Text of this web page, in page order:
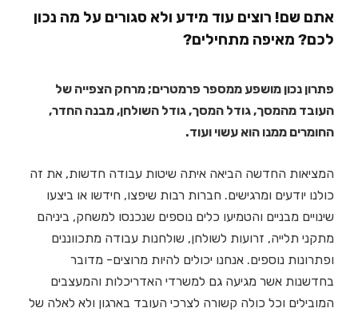
אתם שם! רוצים עוד מידע ולא סגורים על מה נכון
לכם? מאיפה מתחילים?
פתרון נכון מושפע ממספר פרמטרים; מרחק הצפייה של
העובד מהמסך, גודל המסך, גודל השולחן, מבנה החדר,
החומרים ממנו הוא עשוי ועוד.
המציאות החדשה הביאה איתה שיטות עבודה חדשות, את זה
כולנו יודעים ומרגישים. חברות רבות שיפצו, חידשו או ביצעו
שינויים מבניים והטמיעו כלים נוספים שנכנסו למשחק, ביניהם
מתקני תלייה, זרועות לשולחן, שולחנות עבודה מתכווננים
ופתרונות נוספים. אנחנו יכולים להיות מרוצים- מדובר
בחדשנות אשר מגיעה גם למשרדי האדריכלות והמעצבים
המובילים וכל כולה קשורה לצרכי העובד בארגון ולא לאלה של